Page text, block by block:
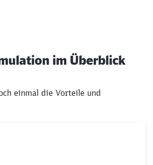
im Überblick
einmal die Vorteile und